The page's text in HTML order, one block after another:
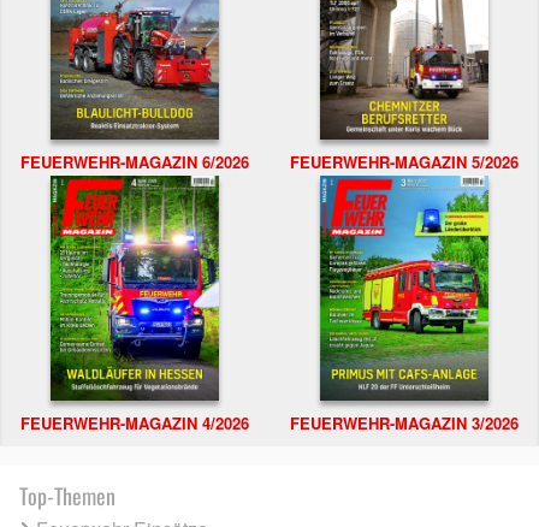
FEUERWEHR-MAGAZIN 6/2026 FEUERWEHR-MAGAZIN 5/2026
FEUERWEHR-MAGAZIN 4/2026 FEUERWEHR-MAGAZIN 3/2026
Top-Themen